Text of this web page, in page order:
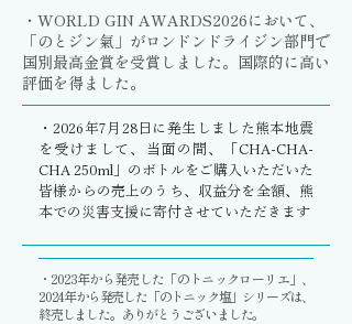
・WORLD GIN AWARDS2026において、
「のとジン氣」がロンドンドライジン部門で
国別最高金賞を受賞しました。国際的に高い
評価を得ました。
・2026年7月28日に発生しました熊本地震
を受けまして、当面の間、「CHA-CHA-
CHA 250ml」のボトルをご購入いただいた
皆様からの売上のうち、収益分を全額、熊
本での災害支援に寄付させていただきます
・2023年から発売した「のトニックローリエ」、
2024年から発売した「のトニック​塩」シリーズは、
終売しました。ありがとうございました。